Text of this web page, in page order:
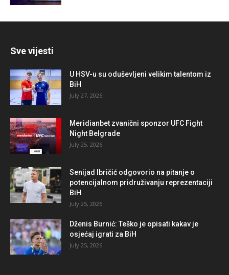
Sve vijesti
U HSV-u su oduševljeni velikim talentom iz
BiH
July 27, 2026
Meridianbet zvanični sponzor UFC Fight
Night Belgrade
July 25, 2026
Senijad Ibričić odgovorio na pitanje o
potencijalnom pridruživanju reprezentaciji
BiH
July 25, 2026
Dženis Burnić: Teško je opisati kakav je
osjećaj igrati za BiH
July 25, 2026